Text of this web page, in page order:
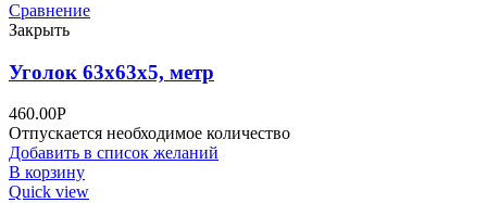
Сравнение
Закрыть
Уголок 63х63х5, метр
460.00Р
Отпускается необходимое количество
Добавить в список желаний
В корзину
Quick view